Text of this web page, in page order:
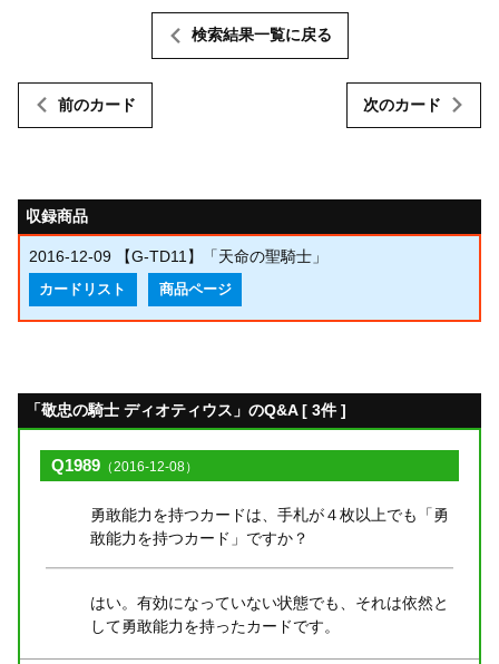
前のカード
検索結果一覧に戻る
次のカード
収録商品
2016-12-09 【G-TD11】「天命の聖騎士」
カードリスト 商品ページ
「敬忠の騎士 ディオティウス」のQ&A [ 3件 ]
Q1989 （2016-12-08）
勇敢能力を持つカードは、手札が４枚以上でも「勇
敢能力を持つカード」ですか？
はい。有効になっていない状態でも、それは依然と
して勇敢能力を持ったカードです。